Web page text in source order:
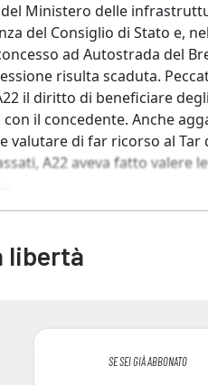
Ministero delle
del Consiglio di Stato e,
ad Autostrada del
risulta scaduta.
il diritto di beneficiare
il concedente. Anche
di far ricorso al Tar
A22 aveva fatto valere
libertà
SE SEI GIÀ ABBONATO